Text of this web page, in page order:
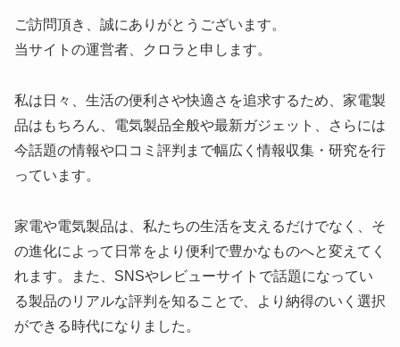
ご訪問頂き、誠にありがとうございます。
当サイトの運営者、クロラと申します。
私は日々、生活の便利さや快適さを追求するため、家電製
品はもちろん、電気製品全般や最新ガジェット、さらには
今話題の情報や口コミ評判まで幅広く情報収集・研究を行
っています。
家電や電気製品は、私たちの生活を支えるだけでなく、そ
の進化によって日常をより便利で豊かなものへと変えてく
れます。また、SNSやレビューサイトで話題になってい
る製品のリアルな評判を知ることで、より納得のいく選択
ができる時代になりました。